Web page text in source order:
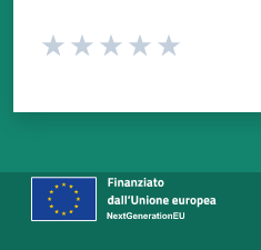
Valuta da 1 a 5 stelle la pagina